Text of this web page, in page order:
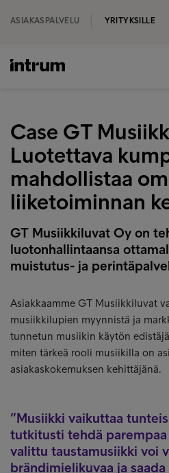
ASIAKASPALVELU YRITYKSILLE
Case GT
Luotettava
mahdollistaa
liiketoiminnan
GT Musiikkiluvat Oy on
luotonhallintaansa
muistutus- ja
Asiakkaamme GT Musiikkiluvat
musiikkilupien myynnistä ja
tunnetun musiikin käytön
miten tärkeä rooli musiikilla on
asiakaskokemuksen kehittäjänä.
Musiikki vaikuttaa
tutkitusti tehdä parempaa
valittu taustamusiikki voi
brändimielikuvaa ja saada